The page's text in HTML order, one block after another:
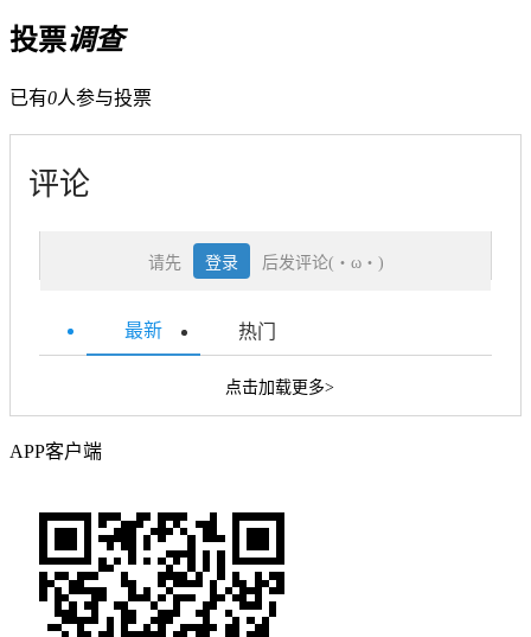
投票调查
已有0人参与投票
评论
请先 登录 后发评论(・ω・)
最新 热门
点击加载更多>
APP客户端